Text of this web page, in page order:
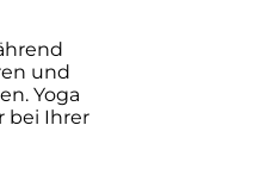
und
Yoga
bei Ihrer